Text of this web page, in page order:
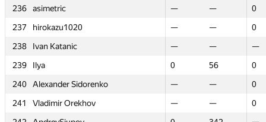
236
asimetric — —
0
237
hirokazu1020 — —
0
238
Ivan Katanic — —
—
239
Ilya 0 56
0
240
Alexander Sidorenko — —
0
241
Vladimir Orekhov — —
0
236
asimetric — —
0
237
hirokazu1020 — —
0
238
Ivan Katanic — —
—
239
Ilya 0 56
0
240
Alexander Sidorenko — —
0
241
Vladimir Orekhov — —
0